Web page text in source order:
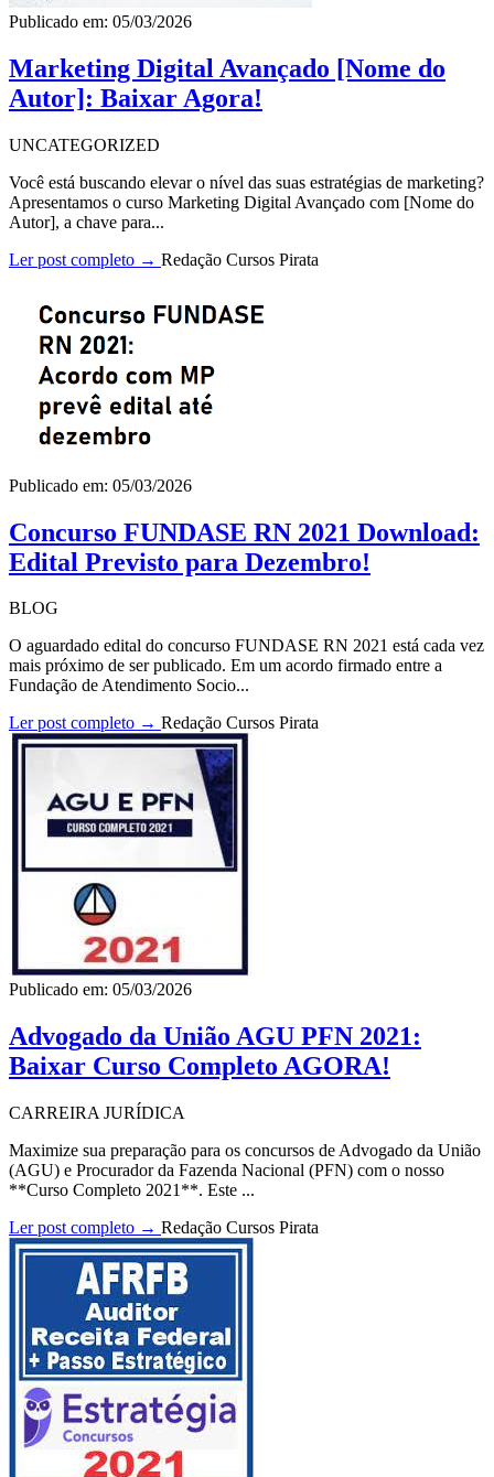
Publicado em: 05/03/2026
Marketing Digital Avançado [Nome do
Autor]: Baixar Agora!
UNCATEGORIZED
Você está buscando elevar o nível das suas estratégias de marketing?
Apresentamos o curso Marketing Digital Avançado com [Nome do
Autor], a chave para...
Ler post completo → Redação Cursos Pirata
Publicado em: 05/03/2026
Concurso FUNDASE RN 2021 Download:
Edital Previsto para Dezembro!
BLOG
O aguardado edital do concurso FUNDASE RN 2021 está cada vez
mais próximo de ser publicado. Em um acordo firmado entre a
Fundação de Atendimento Socio...
Ler post completo → Redação Cursos Pirata
Publicado em: 05/03/2026
Advogado da União AGU PFN 2021:
Baixar Curso Completo AGORA!
CARREIRA JURÍDICA
Maximize sua preparação para os concursos de Advogado da União
(AGU) e Procurador da Fazenda Nacional (PFN) com o nosso
**Curso Completo 2021**. Este ...
Ler post completo → Redação Cursos Pirata